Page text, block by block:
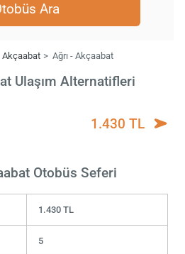
Ara
Akçaabat Ağrı - Akçaabat
Ulaşım Alternatifleri
1.430 TL
Otobüs Seferi
1.430 TL
5